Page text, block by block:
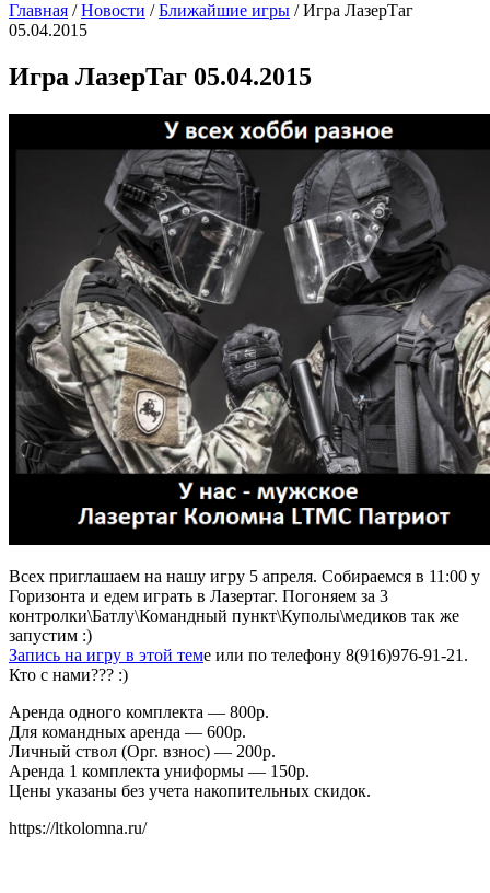
Главная /Новости /Ближайшие игры /Игра ЛазерТаг
05.04.2015
Игра ЛазерТаг 05.04.2015
Всех приглашаем на нашу игру 5 апреля. Собираемся в 11:00 у
Горизонта и едем играть в Лазертаг. Погоняем за 3
контролки\Батлу\Командный пункт\Куполы\медиков так же
запустим :)
Запись на игру в этой теме или по телефону 8(916)976-91-21.
Кто с нами??? :)
Аренда одного комплекта — 800р.
Для командных аренда — 600р.
Личный ствол (Орг. взнос) — 200р.
Аренда 1 комплекта униформы — 150р.
Цены указаны без учета накопительных скидок.
https://ltkolomna.ru/